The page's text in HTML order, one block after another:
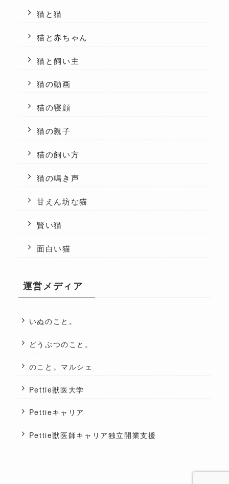
猫と猫
猫と赤ちゃん
猫と飼い主
猫の動画
猫の寝顔
猫の親子
猫の飼い方
猫の鳴き声
甘えん坊な猫
賢い猫
面白い猫
運営メディア
いぬのこと。
どうぶつのこと。
のこと。マルシェ
Pettie獣医大学
Pettieキャリア
Pettie獣医師キャリア独立開業支援